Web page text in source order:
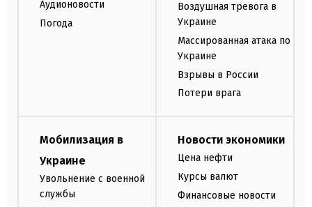
Аудионовости
Погода
Воздушная тревога в
Украине
Массированная атака по
Украине
Взрывы в России
Потери врага
Мобилизация в
Украине
Увольнение с военной
службы
Новости экономики
Цена нефти
Курсы валют
Финансовые новости